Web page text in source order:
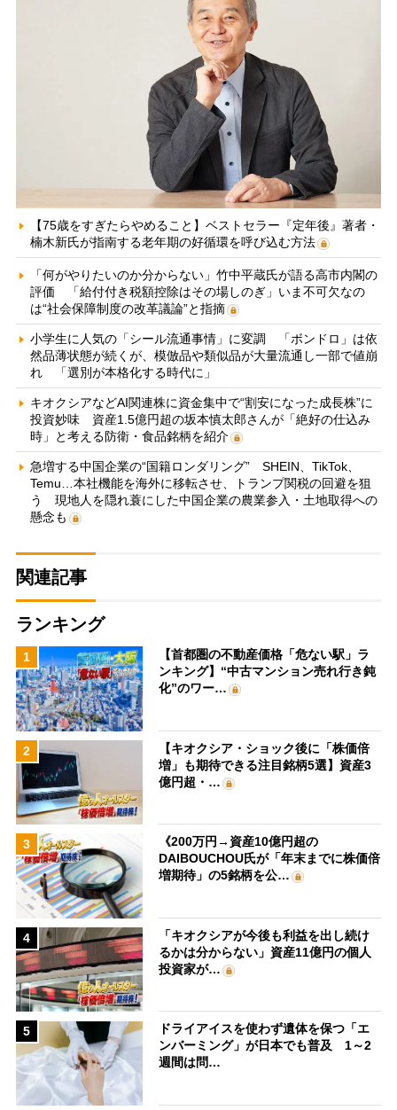
【75歳をすぎたらやめること】ベストセラー『定年後』著者・
楠木新氏が指南する老年期の好循環を呼び込む方法
「何がやりたいのか分からない」竹中平蔵氏が語る高市内閣の
評価 「給付付き税額控除はその場しのぎ」いま不可欠なの
は“社会保障制度の改革議論”と指摘
小学生に人気の「シール流通事情」に変調 「ボンドロ」は依
然品薄状態が続くが、模倣品や類似品が大量流通し一部で値崩
れ 「選別が本格化する時代に」
キオクシアなどAI関連株に資金集中で“割安になった成長株”に
投資妙味 資産1.5億円超の坂本慎太郎さんが「絶好の仕込み
時」と考える防衛・食品銘柄を紹介
急増する中国企業の“国籍ロンダリング” SHEIN、TikTok、
Temu…本社機能を海外に移転させ、トランプ関税の回避を狙
う 現地人を隠れ蓑にした中国企業の農業参入・土地取得への
懸念も
関連記事
ランキング
1
【首都圏の不動産価格「危ない駅」ラ
ンキング】“中古マンション売れ行き鈍
化”のワー…
2
【キオクシア・ショック後に「株価倍
増」も期待できる注目銘柄5選】資産3
億円超・…
3
《200万円→資産10億円超の
DAIBOUCHOU氏が「年末までに株価倍
増期待」の5銘柄を公…
4
「キオクシアが今後も利益を出し続け
るかは分からない」資産11億円の個人
投資家が…
5
ドライアイスを使わず遺体を保つ「エ
ンバーミング」が日本でも普及 1～2
週間は問…